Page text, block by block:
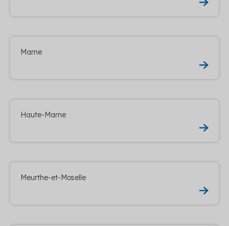
Marne
Haute-Marne
Meurthe-et-Moselle